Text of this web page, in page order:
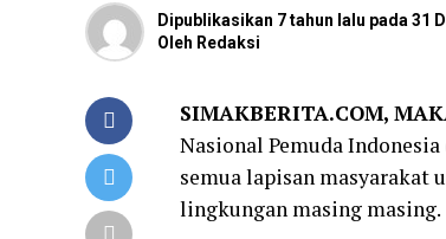
Dipublikasikan 7 tahun lalu pada 31
Oleh Redaksi
SIMAKBERITA.COM,
Nasional Pemuda
semua lapisan masyarakat
lingkungan masing masing.